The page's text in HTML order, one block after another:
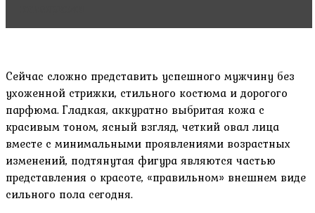
Сейчас сложно представить успешного мужчину без
ухоженной стрижки, стильного костюма и дорогого
парфюма. Гладкая, аккуратно выбритая кожа с
красивым тоном, ясный взгляд, четкий овал лица
вместе с минимальными проявлениями возрастных
изменений, подтянутая фигура являются частью
представления о красоте, «правильном» внешнем виде
сильного пола сегодня.